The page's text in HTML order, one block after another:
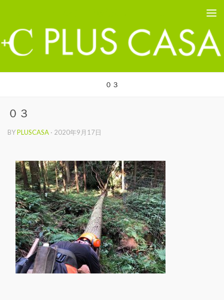
０３
０３
BYPLUSCASA · 2020年9月17日